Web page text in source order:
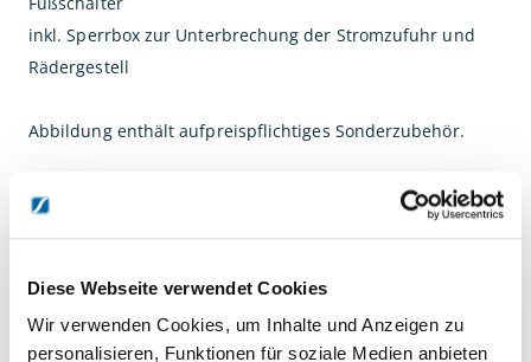
Diese Webseite verwendet Cookies
Wir verwenden Cookies, um Inhalte und Anzeigen zu
personalisieren, Funktionen für soziale Medien anbieten
inkl. Sperrbox zur Unterbrechung der Stromzufuhr und
Rädergestell
Abbildung enthält aufpreispflichtiges Sonderzubehör.
Therapieliegen werden auf Kundenwunsch hergestellt
und sind somit als Sonderanfertigung vom Rückgaberecht
DETAILS